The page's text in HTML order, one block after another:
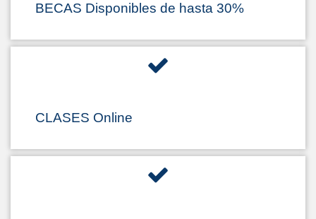
BECAS Disponibles de hasta 30%
CLASES Online